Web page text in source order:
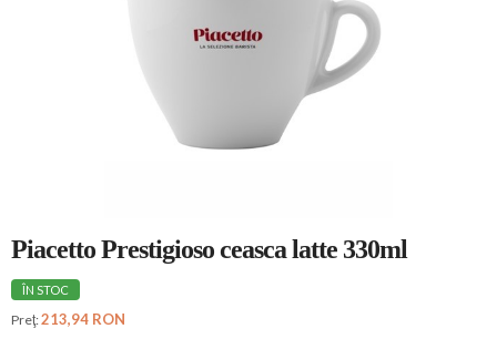
Piacetto Prestigioso ceasca latte 330ml
ÎN STOC
Preţ:213,94 RON